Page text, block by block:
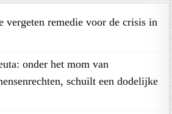
vergeten remedie voor de crisis in
onder het mom van
schuilt een dodelijke